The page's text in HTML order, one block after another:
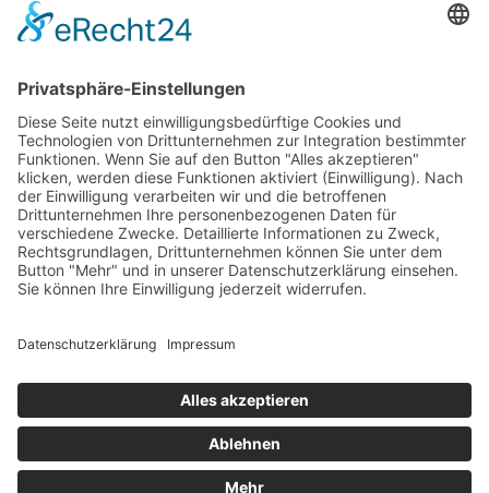
Newsletter
LogIn
Legal
Impressum
Datenschutzerklärung
Cookie-Einstellungen
Programmkino.de richtet sich an Film- und Kinobegeisterte jeden
Geschlechts. Zur besseren Lesbarkeit haben wir uns aber entschlossen,
auf eine Doppelnennung oder Genderzeichen zu verzichten. Wo möglich